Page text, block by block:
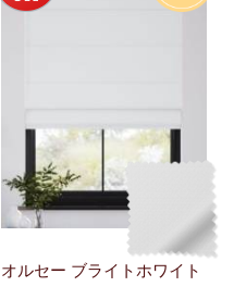
オルセー ブライトホワイト